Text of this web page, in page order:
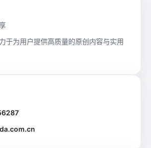
于为用户提供高质量的原创内容与实用